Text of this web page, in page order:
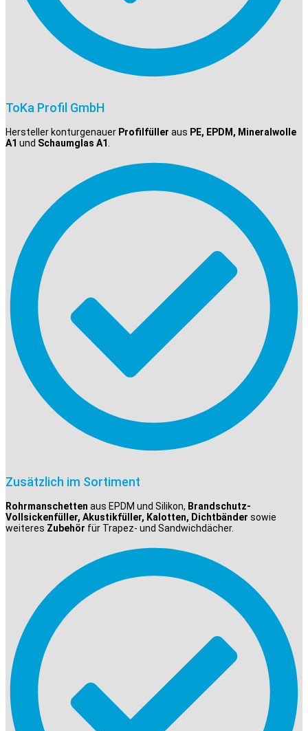
ToKa Profil GmbH
Hersteller konturgenauer Profilfüller aus PE, EPDM, Mineralwolle
A1 und Schaumglas A1
Zusätzlich im Sortiment
Rohrmanschetten aus EPDM und Silikon, Brandschutz-
Vollsickenfüller, Akustikfüller, Kalotten, Dichtbänder sowie
weiteres Zubehör für Trapez- und Sandwichdächer.